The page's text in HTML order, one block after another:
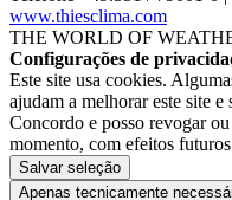
www.thiesclima.com
THE WORLD OF
Configurações de
Este site usa cookies.
ajudam a melhorar este site e
Concordo e posso revogar
momento, com efeitos
Salvar seleção
Apenas tecnicamente